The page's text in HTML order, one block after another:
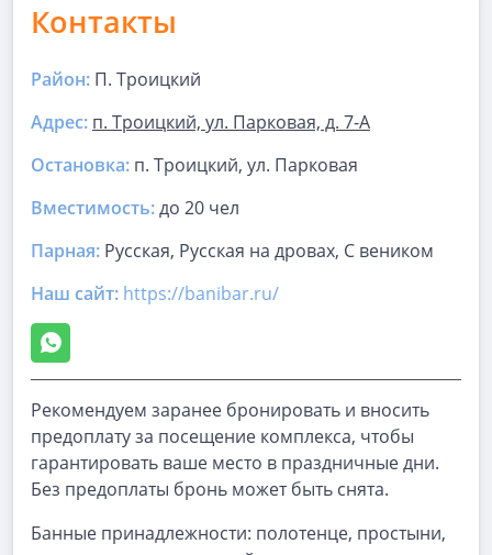
Контакты
Район: П. Троицкий
Адрес: п. Троицкий, ул. Парковая, д. 7-А
Остановка: п. Троицкий, ул. Парковая
Вместимость:до 20 чел
Парная: Русская, Русская на дровах, С веником
Наш сайт: https://banibar.ru/
Рекомендуем заранее бронировать и вносить
предоплату за посещение комплекса, чтобы
гарантировать ваше место в праздничные дни.
Без предоплаты бронь может быть снята.
Банные принадлежности: полотенце, простыни,